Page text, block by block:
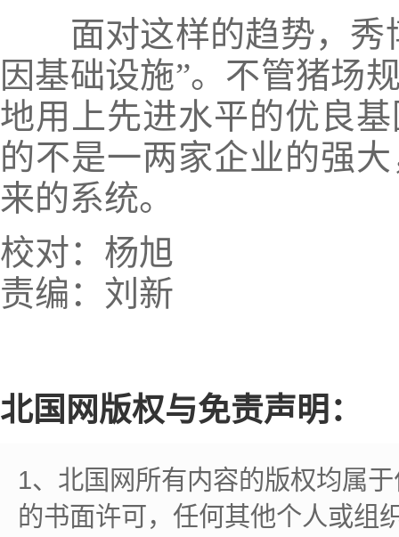
面对这样的趋势，秀
因基础设施”。不管猪场
地用上先进水平的优良
的不是一两家企业的强
来的系统。
校对：杨旭
责编：刘新
北国网版权与免责声明：
1、北国网所有内容的版权均属
的书面许可，任何其他个人或组